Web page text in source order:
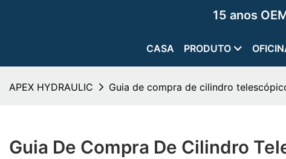
15 anos
CASA PRODUTO
APEX HYDRAULIC Guia de compra de cilindro
Guia De Compra De Cilindro